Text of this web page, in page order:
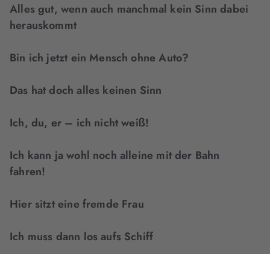
Alles gut, wenn auch manchmal kein Sinn dabei
herauskommt
Bin ich jetzt ein Mensch ohne Auto?
Das hat doch alles keinen Sinn
Ich, du, er – ich nicht weiß!
Ich kann ja wohl noch alleine mit der Bahn
fahren!
Hier sitzt eine fremde Frau
Ich muss dann los aufs Schiff